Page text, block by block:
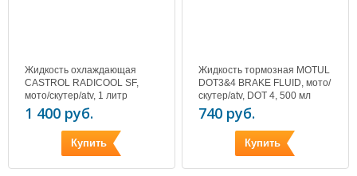
Жидкость охлаждающая
CASTROL RADICOOL SF,
мото/скутер/atv, 1 литр
1 400 руб.
Купить
Жидкость тормозная MOTUL
DOT3&4 BRAKE FLUID, мото/
скутер/atv, DOT 4, 500 мл
740 руб.
Купить